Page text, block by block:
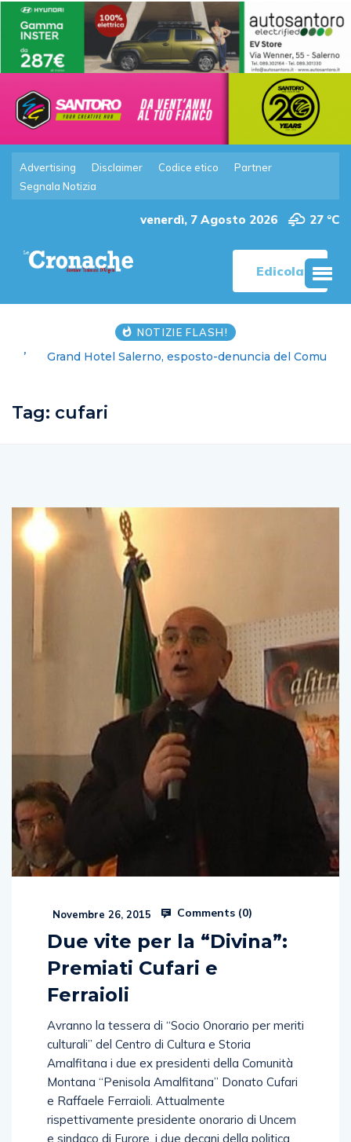
Advertising Disclaimer Codice etico
Partner
Segnala Notizia
venerdì, 7 Agosto 2026 27 °C
Edicola
NOTIZIE FLASH!
Grand Hotel Salerno, esposto-denuncia del Comune
Novembre 26, 2015
Due vite per la “Divina”:
Premiati Cufari e
Avranno la tessera di “Socio Onorario per meriti
culturali” del Centro di Cultura e Storia
Amalfitana i due ex presidenti della Comunità
Montana “Penisola Amalfitana” Donato Cufari
e Raffaele Ferraioli. Attualmente
rispettivamente presidente onorario di Uncem